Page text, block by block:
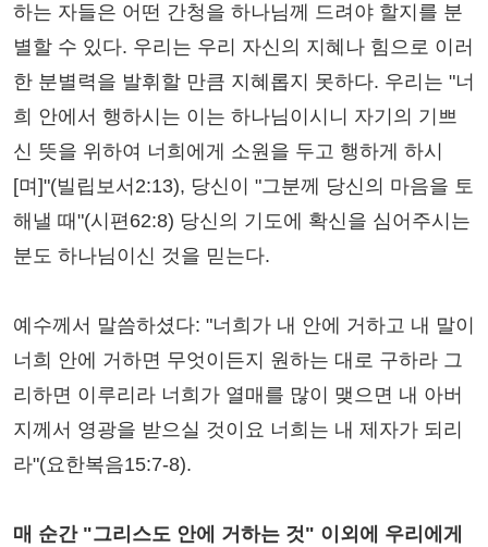
하는 자들은 어떤 간청을 하나님께 드려야 할지를 분
별할 수 있다. 우리는 우리 자신의 지혜나 힘으로 이러
한 분별력을 발휘할 만큼 지혜롭지 못하다. 우리는 "너
희 안에서 행하시는 이는 하나님이시니 자기의 기쁘
신 뜻을 위하여 너희에게 소원을 두고 행하게 하시
[며]"(빌립보서2:13), 당신이 "그분께 당신의 마음을 토
해낼 때"(시편62:8) 당신의 기도에 확신을 심어주시는
분도 하나님이신 것을 믿는다.
예수께서 말씀하셨다: "너희가 내 안에 거하고 내 말이
너희 안에 거하면 무엇이든지 원하는 대로 구하라 그
리하면 이루리라 너희가 열매를 많이 맺으면 내 아버
지께서 영광을 받으실 것이요 너희는 내 제자가 되리
라"(요한복음15:7-8).
매 순간 "그리스도 안에 거하는 것" 이외에 우리에게